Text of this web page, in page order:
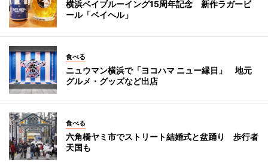
横浜ベイブルーイング15周年記念 新作ラガービ
ール「ベイヘル」
食べる
ニュウマン横浜で「ヨコハマ ニュー縁日」 地元
グルメ・グッズなど出店
食べる
六角橋ヤミ市でストリート結婚式と盆踊り 歩行者
天国も